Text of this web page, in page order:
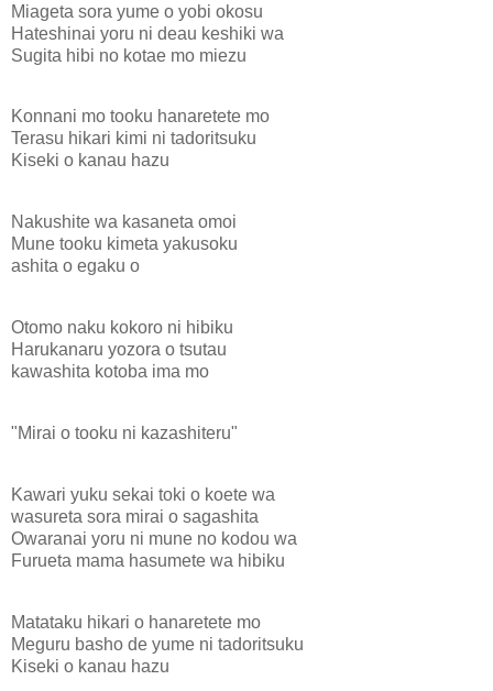
Miageta sora yume o yobi okosu
Hateshinai yoru ni deau keshiki wa
Sugita hibi no kotae mo miezu
Konnani mo tooku hanaretete mo
Terasu hikari kimi ni tadoritsuku
Kiseki o kanau hazu
Nakushite wa kasaneta omoi
Mune tooku kimeta yakusoku
ashita o egaku o
Otomo naku kokoro ni hibiku
Harukanaru yozora o tsutau
kawashita kotoba ima mo
"Mirai o tooku ni kazashiteru"
Kawari yuku sekai toki o koete wa
wasureta sora mirai o sagashita
Owaranai yoru ni mune no kodou wa
Furueta mama hasumete wa hibiku
Matataku hikari o hanaretete mo
Meguru basho de yume ni tadoritsuku
Kiseki o kanau hazu